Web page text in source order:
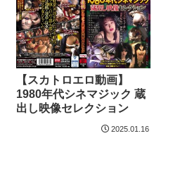
【スカトロエロ動画】
1980年代シネマジック 蔵
出し映像セレクション
2025.01.16